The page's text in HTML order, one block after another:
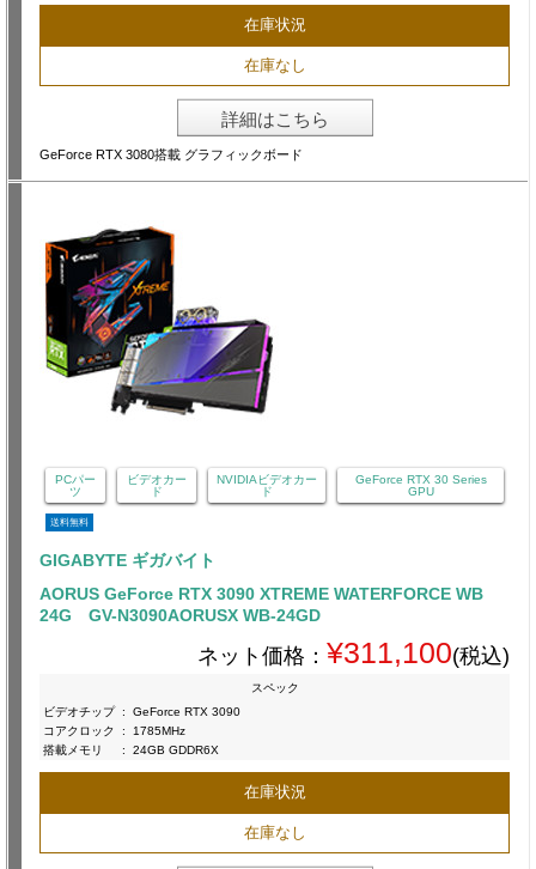
在庫状況
在庫なし
詳細はこちら
GeForce RTX 3080搭載 グラフィックボード
PCパー
ツ
ビデオカー
ド
NVIDIAビデオカー
ド
GeForce RTX 30 Series
GPU
送料無料
GIGABYTE ギガバイト
AORUS GeForce RTX 3090 XTREME WATERFORCE WB
24G GV-N3090AORUSX WB-24GD
ネット価格： ¥311,100(税込)
スペック
ビデオチップ :
GeForce RTX 3090
コアクロック
:
1785MHz
搭載メモリ
: 24GB GDDR6X
在庫状況
在庫なし